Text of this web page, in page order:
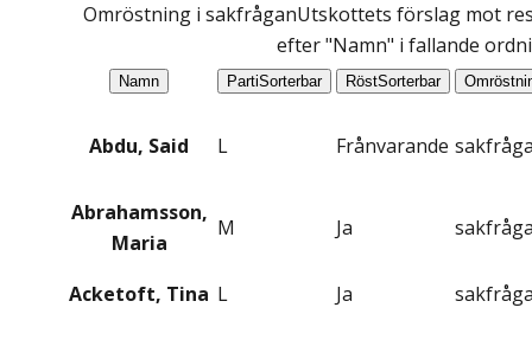
Omröstning i sakfråganUtskottets förslag mot
efter "Namn" i fallande
Namn PartiSorterbar RöstSorterbar
Abdu, Said L Frånvarande
Abrahamsson,
Maria
M Ja
Acketoft, Tina L Ja